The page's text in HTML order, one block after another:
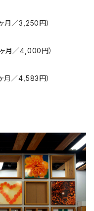
／3,250円）
月／4,000円）
／4,583円）